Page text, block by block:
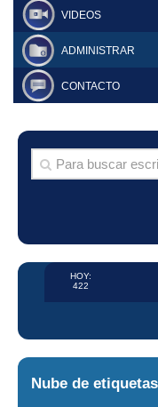
VIDEOS
ADMINISTRAR
CONTACTO
HOY:
422
Nube de etiquetas